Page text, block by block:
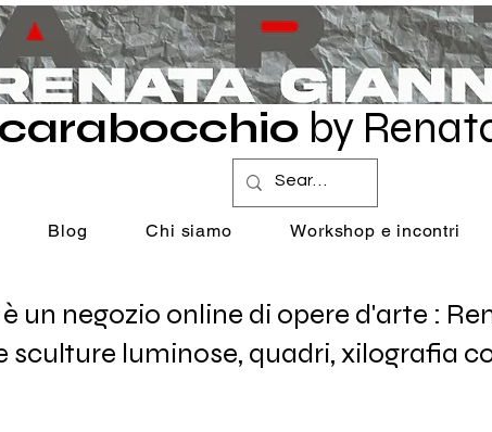
by
Blog Chi siamo Workshop e incontri
è un negozio online di opere d'arte :
sculture luminose, quadri, xilografia